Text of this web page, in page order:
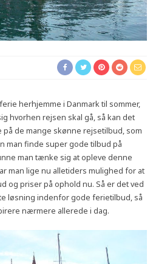
herhjemme i Danmark til sommer,
hvorhen rejsen skal gå, så kan det
de mange skønne rejsetilbud, som
man finde super gode tilbud på
man tænke sig at opleve denne
man lige nu alletiders mulighed for at
og priser på ophold nu. Så er det ved
løsning indenfor gode ferietilbud, så
nærmere allerede i dag.